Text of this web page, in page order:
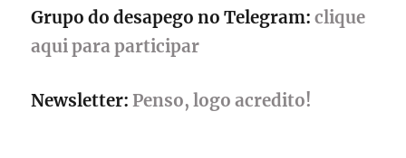
Grupo do desapego no Telegram: clique
aqui para participar
Newsletter: Penso, logo acredito!